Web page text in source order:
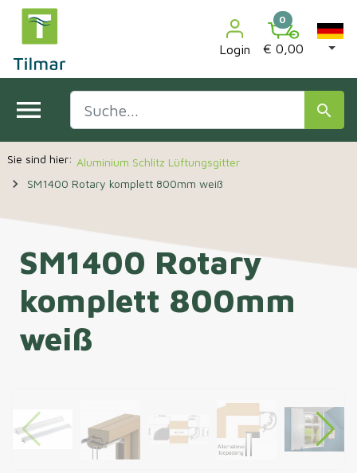
Login
0
€ 0,00
menu search
Aluminium Schlitz Lüftungsgitter
navigate_next SM1400 Rotary komplett 800mm weiß
SM1400 Rotary
komplett 800mm
weiß
